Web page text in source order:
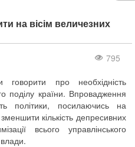
на вісім величезних
795
говорити про необхідність
поділу країни. Впровадження
політики, посилаючись на
кількість депресивних
всього управлінського